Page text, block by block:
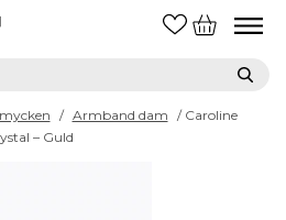
/ Armband dam / Caroline
– Guld